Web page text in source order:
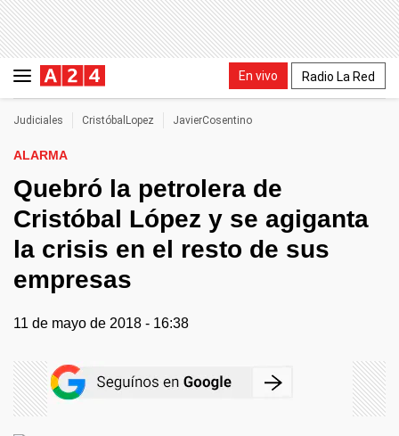
En vivo Radio La Red
Judiciales CristóbalLopez JavierCosentino
ALARMA
Quebró la petrolera de
Cristóbal López y se agiganta
la crisis en el resto de sus
empresas
11 de mayo de 2018 - 16:38